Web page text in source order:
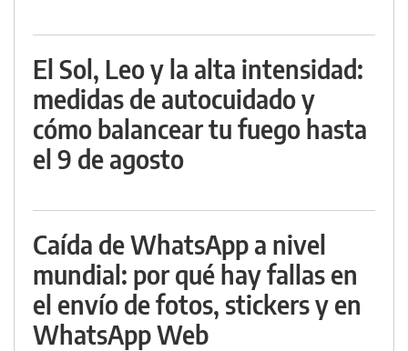
El Sol, Leo y la alta intensidad:
medidas de autocuidado y
cómo balancear tu fuego hasta
el 9 de agosto
Caída de WhatsApp a nivel
mundial: por qué hay fallas en
el envío de fotos, stickers y en
WhatsApp Web